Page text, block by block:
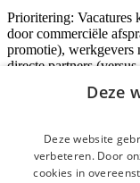
Prioritering: Vacatures
door commerciële
promotie), werkgevers
directe partners
Inloggen als
*
Deze
Deze website
verbeteren. Door
cookies in